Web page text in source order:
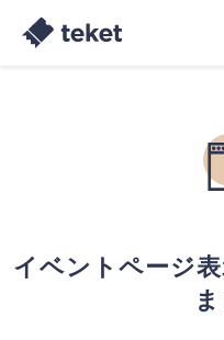
イベントページ